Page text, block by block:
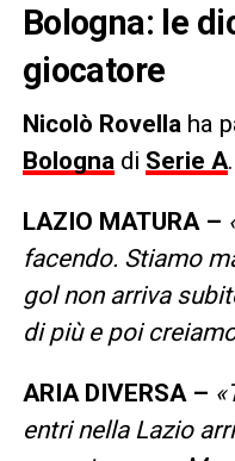
Bologna: le
giocatore
Nicolò Rovellaha
Bolognadi Serie A.
LAZIO MATURA –
facendo. Stiamo
gol non arriva
di più e poi
ARIA DIVERSA –
entri nella Lazio